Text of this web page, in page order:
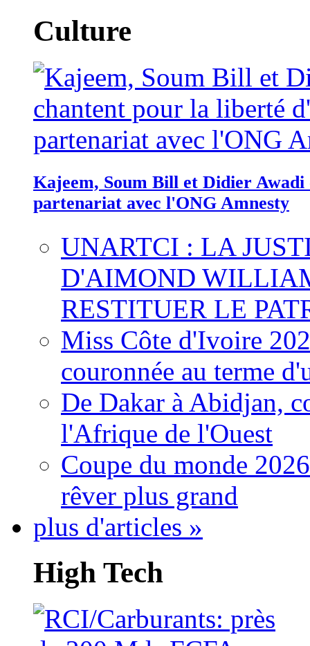
Culture
Kajeem, Soum Bill et Didier
partenariat avec l'ONG Amnesty
UNARTCI : LA
D'AIMOND
RESTITUER LE
Miss Côte d'Ivoire
couronnée au terme
De Dakar à Abidjan,
l'Afrique de l'Ouest
Coupe du monde
rêver plus grand
plus d'articles »
High Tech